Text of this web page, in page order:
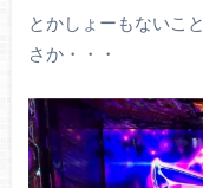
とかしょーもないこ
さか・・・